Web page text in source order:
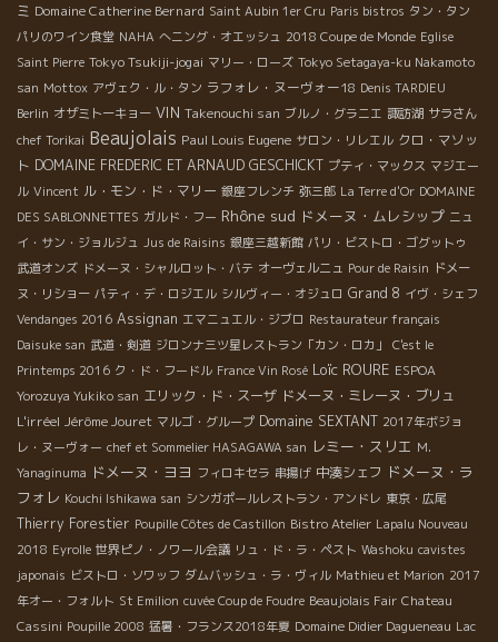
ミ Domaine Catherine Bernard Saint Aubin 1er Cru Paris bistros タン・タン
パリのワイン食堂 NAHA へニング・オエッシュ 2018 Coupe de Monde Eglise
Saint Pierre Tokyo Tsukiji-jogai マリー・ローズ Tokyo Setagaya-ku Nakamoto
san Mottox アヴェク・ル・タン ラフォレ・ヌーヴォー18 Denis TARDIEU
Berlin オザミトーキョー VIN Takenouchi san ブルノ・グラニエ 諏訪湖 サラさん
chef Torikai Beaujolais Paul Louis Eugene サロン・リレエル クロ・マソッ
ト DOMAINE FREDERIC ET ARNAUD GESCHICKT プティ・マックス マジエー
ル Vincent ル・モン・ド・マリー 銀座フレンチ 弥三郎 La Terre d'Or DOMAINE
DES SABLONNETTES ガルド・フー Rhône sud ドメーヌ・ムレシップ ニュ
イ・サン・ジョルジュ Jus de Raisins 銀座三越新館 パリ・ビストロ・ゴグットゥ
武道オンズ ドメーヌ・シャルロット・バテ オーヴェルニュ Pour de Raisin ドメー
ヌ・リショー パティ・デ・ロジエル シルヴィー・オジュロ Grand 8 イヴ・シェフ
Vendanges 2016 Assignan エマニュエル・ジブロ Restaurateur français
Daisuke san 武道・剣道 ジロンナ三ツ星レストラン「カン・ロカ」
C'est le
Printemps 2016 ク・ド・フードル France Vin Rosé Loïc ROURE ESPOA
Yorozuya Yukiko san エリック・ド・スーザ ドメーヌ・ミレーヌ・ブリュ
L'irréel Jérôme Jouret マルゴ・グループ Domaine SEXTANT 2017年ボジョ
レ・ヌーヴォー chef et Sommelier HASAGAWA san レミー・スリエ M.
Yanaginuma ドメーヌ・ヨヨ フィロキセラ 串揚げ 中湊シェフ ドメーヌ・ラ
フォレ Kouchi Ishikawa san シンガポールレストラン・アンドレ 東京・広尾
Thierry Forestier Poupille Côtes de Castillon Bistro Atelier Lapalu Nouveau
2018 Eyrolle 世界ピノ・ノワール会議 リュ・ド・ラ・ペスト Washoku cavistes
japonais ビストロ・ソワッフ ダムバッシュ・ラ・ヴィル Mathieu et Marion 2017
年オー・フォルト St Emilion cuvée Coup de Foudre Beaujolais Fair Chateau
Cassini Poupille 2008 猛暑・フランス2018年夏 Domaine Didier Dagueneau Lac